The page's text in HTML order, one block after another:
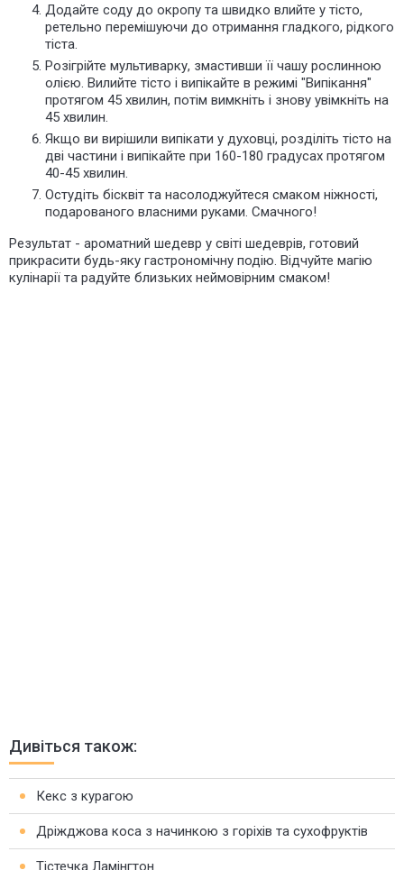
Додайте соду до окропу та швидко влийте у тісто,
ретельно перемішуючи до отримання гладкого, рідкого
тіста.
Розігрійте мультиварку, змастивши її чашу рослинною
олією. Вилийте тісто і випікайте в режимі "Випікання"
протягом 45 хвилин, потім вимкніть і знову увімкніть на
45 хвилин.
Якщо ви вирішили випікати у духовці, розділіть тісто на
дві частини і випікайте при 160-180 градусах протягом
40-45 хвилин.
Остудіть бісквіт та насолоджуйтеся смаком ніжності,
подарованого власними руками. Смачного!
Результат - ароматний шедевр у світі шедеврів, готовий
прикрасити будь-яку гастрономічну подію. Відчуйте магію
кулінарії та радуйте близьких неймовірним смаком!
Дивіться також:
Кекс з курагою
Дріжджова коса з начинкою з горіхів та сухофруктів
Тістечка Ламінгтон